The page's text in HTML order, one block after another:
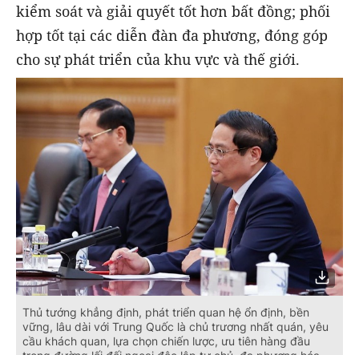
kiểm soát và giải quyết tốt hơn bất đồng; phối
hợp tốt tại các diễn đàn đa phương, đóng góp
cho sự phát triển của khu vực và thế giới.
Thủ tướng khẳng định, phát triển quan hệ ổn định, bền
vững, lâu dài với Trung Quốc là chủ trương nhất quán, yêu
cầu khách quan, lựa chọn chiến lược, ưu tiên hàng đầu